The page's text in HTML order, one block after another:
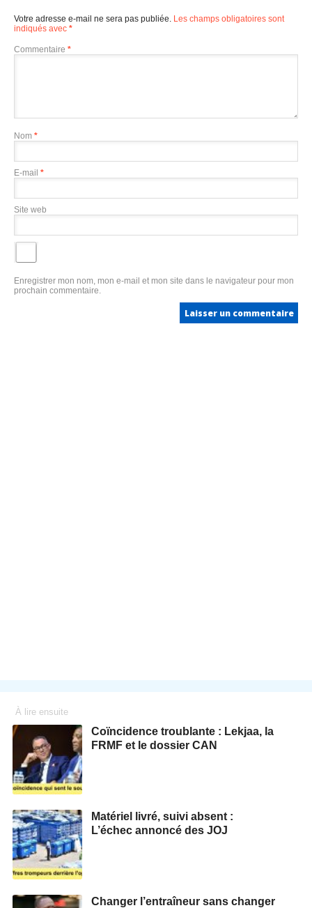
Votre adresse e-mail ne sera pas publiée. Les champs obligatoires sont
indiqués avec *
Commentaire *
Nom *
E-mail *
Site web
Enregistrer mon nom, mon e-mail et mon site dans le navigateur pour mon
prochain commentaire.
À lire ensuite
Coïncidence troublante : Lekjaa, la
FRMF et le dossier CAN
Matériel livré, suivi absent :
L’échec annoncé des JOJ
Changer l’entraîneur sans changer